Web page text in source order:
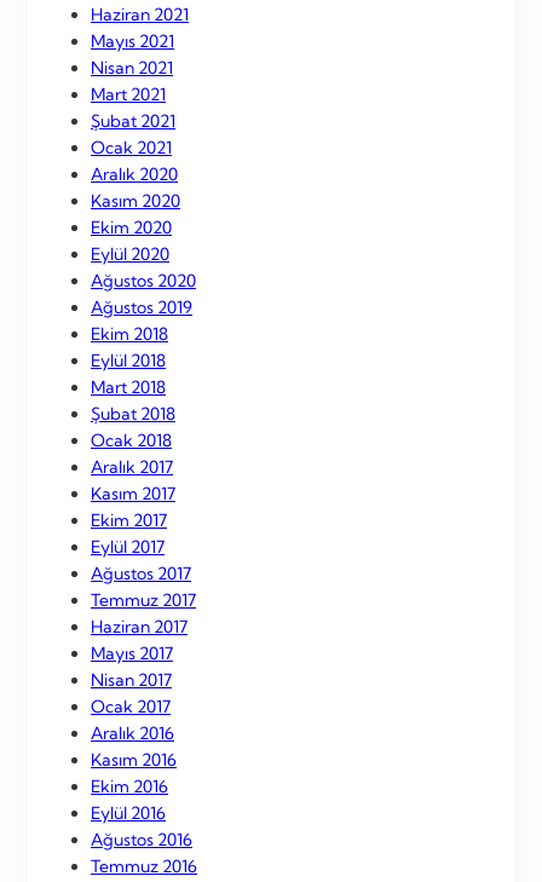
Haziran 2021
Mayıs 2021
Nisan 2021
Mart 2021
Şubat 2021
Ocak 2021
Aralık 2020
Kasım 2020
Ekim 2020
Eylül 2020
Ağustos 2020
Ağustos 2019
Ekim 2018
Eylül 2018
Mart 2018
Şubat 2018
Ocak 2018
Aralık 2017
Kasım 2017
Ekim 2017
Eylül 2017
Ağustos 2017
Temmuz 2017
Haziran 2017
Mayıs 2017
Nisan 2017
Ocak 2017
Aralık 2016
Kasım 2016
Ekim 2016
Eylül 2016
Ağustos 2016
Temmuz 2016